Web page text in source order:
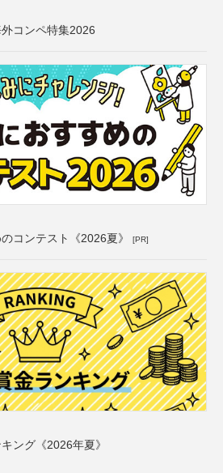
コンペ特集2026
コンテスト《2026夏》 [PR]
ング《2026年夏》